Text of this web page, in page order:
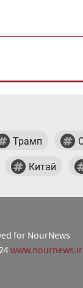
Трамп
Китай
for NourNews
www.nournews.ir